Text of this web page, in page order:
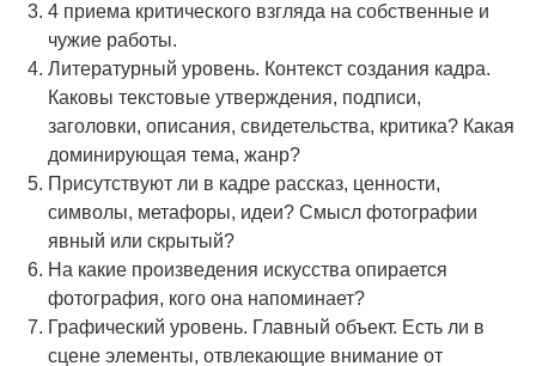
4 приема критического взгляда на собственные и
чужие работы.
Литературный уровень. Контекст создания кадра.
Каковы текстовые утверждения, подписи,
заголовки, описания, свидетельства, критика? Какая
доминирующая тема, жанр?
Присутствуют ли в кадре рассказ, ценности,
символы, метафоры, идеи? Смысл фотографии
явный или скрытый?
На какие произведения искусства опирается
фотография, кого она напоминает?
Графический уровень. Главный объект. Есть ли в
сцене элементы, отвлекающие внимание от